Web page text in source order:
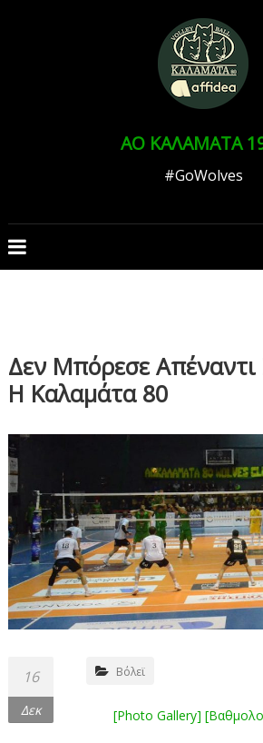
ΑΟ ΚΑΛΑΜΑΤΑ
#GoWolves
Δεν Μπόρεσε
Η Καλαμάτα 80
16
Δεκ
Βόλεϊ
[Photo Gallery]